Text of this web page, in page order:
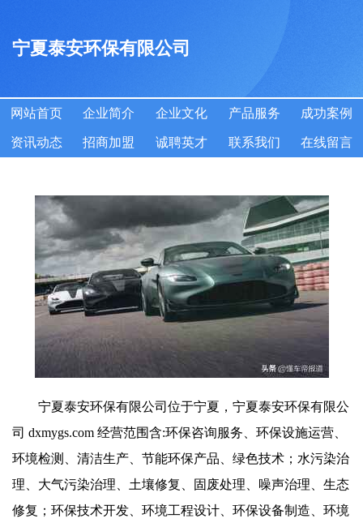
宁夏泰安环保有限公司
网站首页 企业简介 企业文化 产品服务 成功案例
资讯动态 招商加盟 诚聘英才 联系我们 在线留言
宁夏泰安环保有限公司位于宁夏，宁夏泰安环保有限公
司 dxmygs.com 经营范围含:环保咨询服务、环保设施运营、
环境检测、清洁生产、节能环保产品、绿色技术；水污染治
理、大气污染治理、土壤修复、固废处理、噪声治理、生态
修复；环保技术开发、环境工程设计、环保设备制造、环境